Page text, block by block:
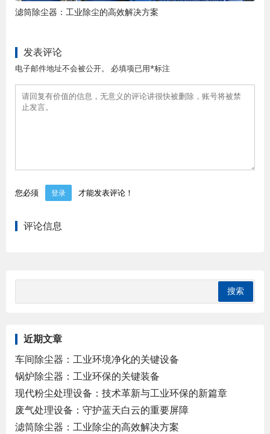
滤筒除尘器：工业除尘的高效解决方案
发表评论
电子邮件地址不会被公开。 必填项已用*标注
您必须 登录 才能发表评论！
评论信息
近期文章
车间除尘器：工业环境净化的关键设备
锅炉除尘器：工业环保的关键装备
现代粉尘处理设备：技术革新与工业环保的新篇章
废气处理设备：守护蓝天白云的重要屏障
滤筒除尘器：工业除尘的高效解决方案